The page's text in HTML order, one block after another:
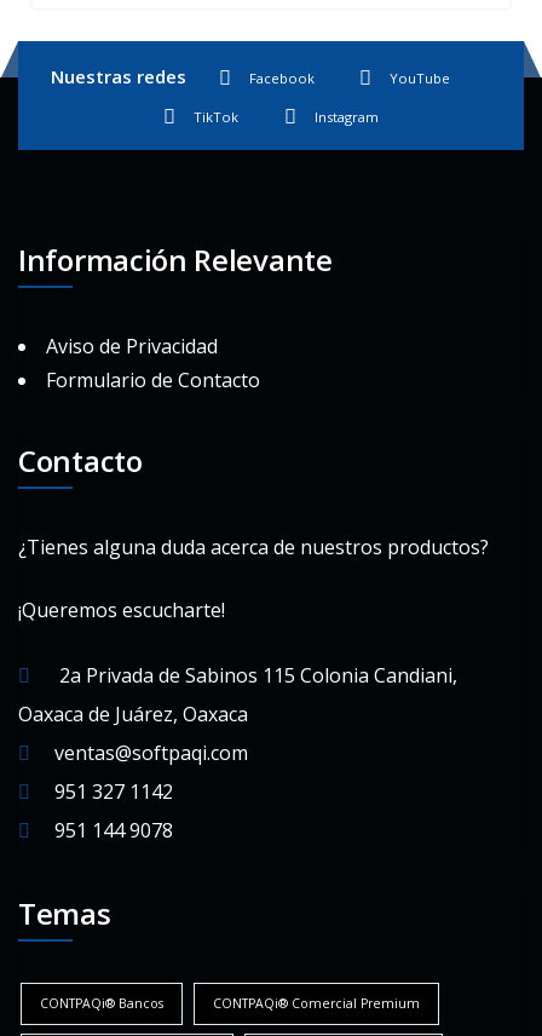
Nuestras redes Facebook YouTube
TikTok Instagram
Información Relevante
Aviso de Privacidad
Formulario de Contacto
Contacto
¿Tienes alguna duda acerca de nuestros productos?
¡Queremos escucharte!
2a Privada de Sabinos 115 Colonia Candiani,
Oaxaca de Juárez, Oaxaca
ventas@softpaqi.com
951 327 1142
951 144 9078
Temas
CONTPAQi® Bancos CONTPAQi® Comercial Premium